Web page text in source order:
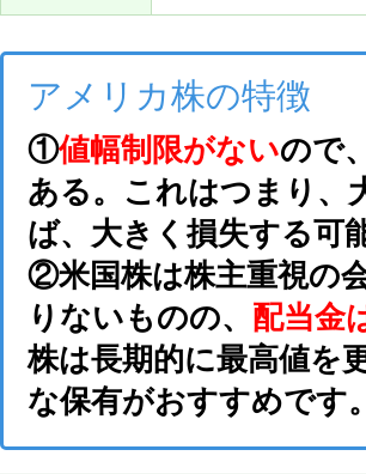
アメリカ株の特徴
①値幅制限がないので
ある。これはつまり、
ば、大きく損失する可
②米国株は株主重視の
りないものの、 配当金
株は長期的に最高値を
な保有がおすすめです。